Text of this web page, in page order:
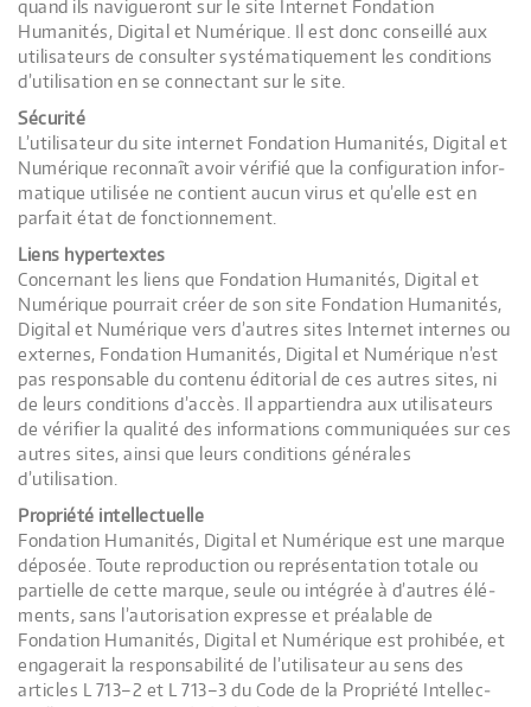
quand ils navi­gue­ront sur le site Inter­net Fondation
Humanités, Digital et Numérique. Il est donc conseillé aux
uti­li­sa­teurs de consul­ter sys­té­ma­ti­que­ment les condi­tions
d’utilisation en se connec­tant sur le site.
Sécu­rité
L’utilisateur du site inter­net Fondation Humanités, Digital et
Numérique recon­naît avoir véri­fié que la confi­gu­ra­tion infor­
ma­tique uti­li­sée ne contient aucun virus et qu’elle est en
par­fait état de fonctionnement.
Liens hyper­textes
Concer­nant les liens que Fondation Humanités, Digital et
Numérique pour­rait créer de son site Fondation Humanités,
Digital et Numérique vers d’autres sites Inter­net internes ou
externes, Fondation Humanités, Digital et Numérique n’est
pas res­pon­sable du contenu édi­to­rial de ces autres sites, ni
de leurs condi­tions d’accès. Il appar­tien­dra aux uti­li­sa­teurs
de véri­fier la qua­lité des infor­ma­tions com­mu­ni­quées sur ces
autres sites, ainsi que leurs condi­tions géné­rales
d’utilisation.
Pro­priété intellectuelle
Fondation Humanités, Digital et Numérique est une marque
dépo­sée. Toute repro­duc­tion ou repré­sen­ta­tion totale ou
par­tielle de cette marque, seule ou inté­grée à d’autres élé­
ments, sans l’autorisation expresse et préa­lable de
Fondation Humanités, Digital et Numérique est pro­hi­bée, et
enga­ge­rait la res­pon­sa­bi­lité de l’utilisateur au sens des
articles L 713–2 et L 713–3 du Code de la Pro­priété Intel­lec­